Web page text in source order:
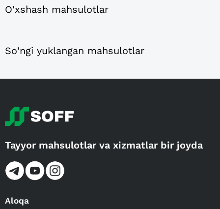
O'xshash mahsulotlar
So'ngi yuklangan mahsulotlar
Tayyor mahsulotlar va xizmatlar bir joyda
Aloqa